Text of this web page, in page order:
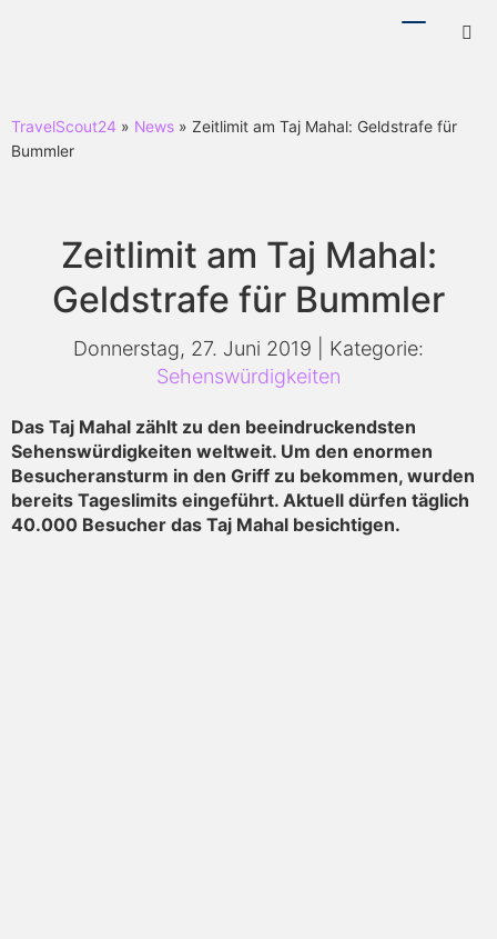
TravelScout24 » News » Zeitlimit am Taj Mahal: Geldstrafe für
Bummler
Zeitlimit am Taj Mahal:
Geldstrafe für Bummler
Donnerstag, 27. Juni 2019 | Kategorie:
Sehenswürdigkeiten
Das Taj Mahal zählt zu den beeindruckendsten
Sehenswürdigkeiten weltweit. Um den enormen
Besucheransturm in den Griff zu bekommen, wurden
bereits Tageslimits eingeführt. Aktuell dürfen täglich
40.000 Besucher das Taj Mahal besichtigen.